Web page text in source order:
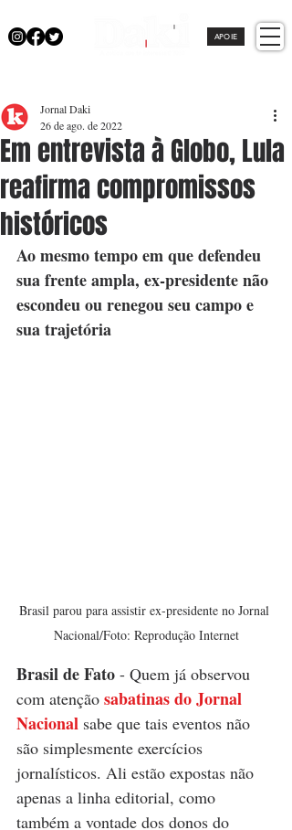
APOIE
Em entrevista à Globo, Lula
reafirma compromissos
históricos
Jornal Daki
26 de ago. de 2022
Ao mesmo tempo em que defendeu
sua frente ampla, ex-presidente não
escondeu ou renegou seu campo e
sua trajetória
Brasil parou para assistir ex-presidente no Jornal
Nacional/Foto: Reprodução Internet
Brasil de Fato - Quem já observou
com atenção sabatinas do Jornal
Nacional sabe que tais eventos não
são simplesmente exercícios
jornalísticos. Ali estão expostas não
apenas a linha editorial, como
também a vontade dos donos do